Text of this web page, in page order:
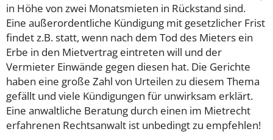
in Höhe von zwei Monatsmieten in Rückstand sind.
Eine außerordentliche Kündigung mit gesetzlicher Frist
findet z.B. statt, wenn nach dem Tod des Mieters ein
Erbe in den Mietvertrag eintreten will und der
Vermieter Einwände gegen diesen hat. Die Gerichte
haben eine große Zahl von Urteilen zu diesem Thema
gefällt und viele Kündigungen für unwirksam erklärt.
Eine anwaltliche Beratung durch einen im Mietrecht
erfahrenen Rechtsanwalt ist unbedingt zu empfehlen!